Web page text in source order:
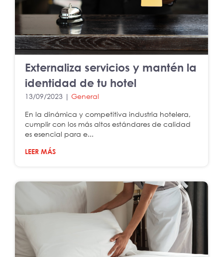
Externaliza servicios y mantén la
identidad de tu hotel
13/09/2023 | General
En la dinámica y competitiva industria hotelera,
cumplir con los más altos estándares de calidad
es esencial para e...
LEER MÁS